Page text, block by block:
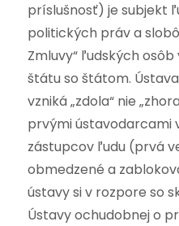
príslušnosť) je subjekt
politických práv a
Zmluvy“ ľudských
štátu so štátom.
vzniká „zdola“ nie
prvými ústavodarcami
zástupcov ľudu (prvá
obmedzené a
ústavy si v rozpore so
Ústavy ochudobnej o